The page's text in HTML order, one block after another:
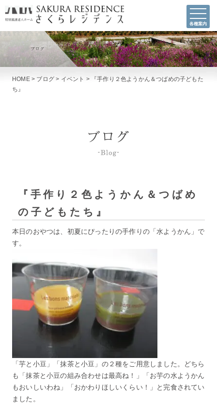
各種案内
HOME> ブログ > イベント >
『手作り２色ようかん＆つばめの子どもた
ち』
『手作り２色ようかん＆つばめ
の子どもたち』
本日のおやつは、初夏にぴったりの手作りの「水ようかん」で
す。
「芋と小豆」「抹茶と小豆」の２種をご用意しました。どちら
も「抹茶と小豆の組み合わせは最高ね！」「お芋の水ようかん
もおいしいわね」「おかわりほしいくらい！」と完食されてい
ました。